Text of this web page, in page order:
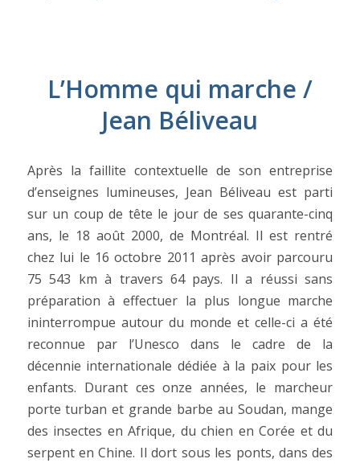
L’Homme qui marche /
Jean Béliveau
Après la faillite contextuelle de son entreprise
d’enseignes lumineuses, Jean Béliveau est parti
sur un coup de tête le jour de ses quarante-cinq
ans, le 18 août 2000, de Montréal. Il est rentré
chez lui le 16 octobre 2011 après avoir parcouru
75 543 km à travers 64 pays. Il a réussi sans
préparation à effectuer la plus longue marche
ininterrompue autour du monde et celle-ci a été
reconnue par l’Unesco dans le cadre de la
décennie internationale dédiée à la paix pour les
enfants. Durant ces onze années, le marcheur
porte turban et grande barbe au Soudan, mange
des insectes en Afrique, du chien en Corée et du
serpent en Chine. Il dort sous les ponts, dans des